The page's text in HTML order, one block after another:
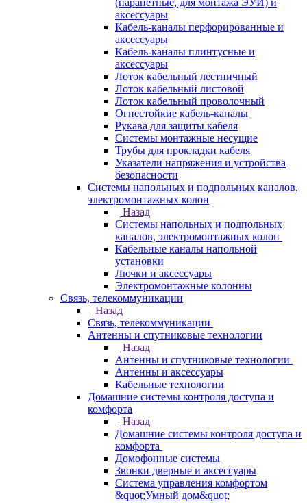
(парапетные, для монтажа ЭУИ) и
аксессуары
Кабель-каналы перфорированные и
аксессуары
Кабель-каналы плинтусные и
аксессуары
Лоток кабельный лестничный
Лоток кабельный листовой
Лоток кабельный проволочный
Огнестойкие кабель-каналы
Рукава для защиты кабеля
Системы монтажные несущие
Трубы для прокладки кабеля
Указатели напряжения и устройства
безопасности
Системы напольных и подпольных каналов,
электромонтажных колон
Назад
Системы напольных и подпольных
каналов, электромонтажных колон
Кабельные каналы напольной
установки
Лючки и аксессуары
Электромонтажные колонны
Связь, телекоммуникации
Назад
Связь, телекоммуникации
Антенны и спутниковые технологии
Назад
Антенны и спутниковые технологии
Антенны и аксессуары
Кабельные технологии
Домашние системы контроля доступа и
комфорта
Назад
Домашние системы контроля доступа и
комфорта
Домофонные системы
Звонки дверные и аксессуары
Система управления комфортом
&quot;Умный дом&quot;